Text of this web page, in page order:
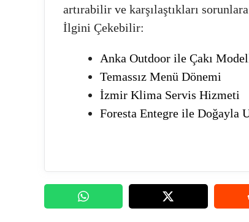
artırabilir ve karşılaştıkları
İlgini Çekebilir:
Anka Outdoor ile Çakı
Temassız Menü Dönemi
İzmir Klima Servis Hizmeti
Foresta Entegre ile Doğayla